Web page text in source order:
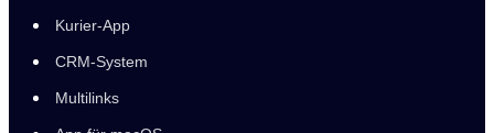
Kurier-App
CRM-System
Multilinks